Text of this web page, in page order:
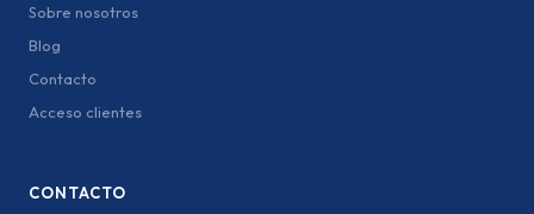
Sobre nosotros
Blog
Contacto
Acceso clientes
CONTACTO